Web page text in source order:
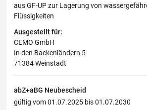
aus GF-UP zur Lagerung von
Flüssigkeiten
Ausgestellt für:
CEMO GmbH
In den Backenländern 5
71384 Weinstadt
abZ+aBG Neubescheid
gültig vom 01.07.2025 bis 01.07.2030